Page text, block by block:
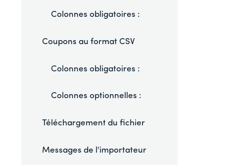
Colonnes obligatoires :
Coupons au format CSV
Colonnes obligatoires :
Colonnes optionnelles :
Téléchargement du fichier
Messages de l'importateur